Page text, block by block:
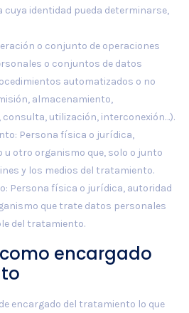
identidad pueda determinarse,
o conjunto de operaciones
o conjuntos de datos
automatizados o no
almacenamiento,
utilización, interconexión…).
Persona física o jurídica,
u otro organismo que, solo o junto
y los medios del tratamiento.
Persona física o jurídica, autoridad
que trate datos personales
del tratamiento.
encargado
encargado del tratamiento lo que